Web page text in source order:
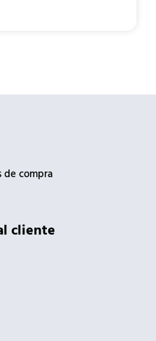
de compra
cliente